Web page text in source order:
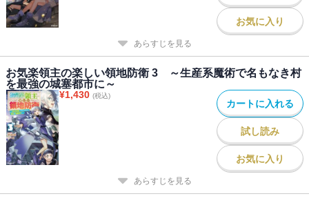
お気に入り
あらすじを見る
お気楽領主の楽しい領地防衛 3 ～生産系魔術で名もなき村
を最強の城塞都市に～
¥1,430 (税込)
カートに入れる
試し読み
お気に入り
あらすじを見る